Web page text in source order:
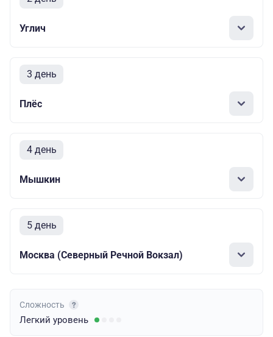
Углич
3 день
Плёс
4 день
Мышкин
5 день
Москва (Северный Речной Вокзал)
Сложность
Легкий уровень